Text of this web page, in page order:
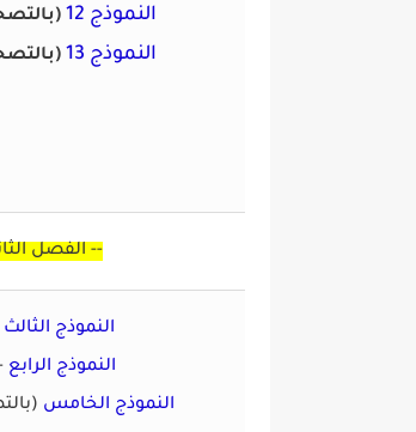
(بالتصحيح) النموذج 12
(بالتصحيح) النموذج 13
--
(بالتصحيح)